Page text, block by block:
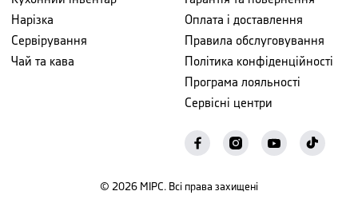
Нарізка
Сервірування
Чай та кава
Оплата і доставлення
Правила обслуговування
Політика конфіденційності
Програма лояльності
Сервісні центри
© 2026 МІРС. Всі права захищені